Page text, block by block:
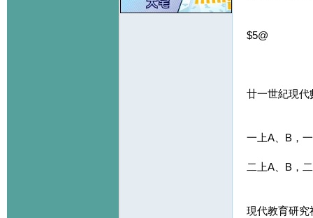
$5@
廿一世紀現代
一上A、B，
二上A、B，
現代教育研究